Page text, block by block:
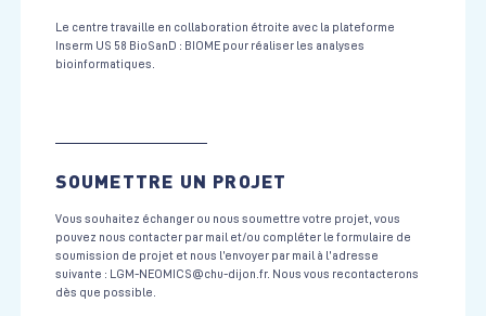
Le centre travaille en collaboration étroite avec la plateforme
Inserm US 58 BioSanD : BIOME pour réaliser les analyses
bioinformatiques.
SOUMETTRE UN PROJET
Vous souhaitez échanger ou nous soumettre votre projet, vous
pouvez nous contacter par mail et/ou compléter le formulaire de
soumission de projet et nous l’envoyer par mail à l’adresse
suivante : LGM-NEOMICS@chu-dijon.fr. Nous vous recontacterons
dès que possible.